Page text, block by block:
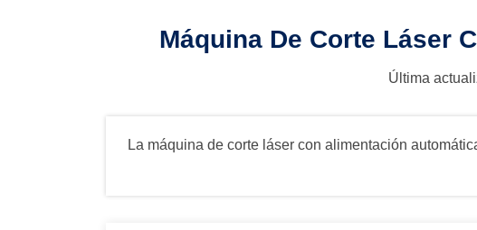
Máquina De Corte Láser
Última
La máquina de corte láser con alimentación